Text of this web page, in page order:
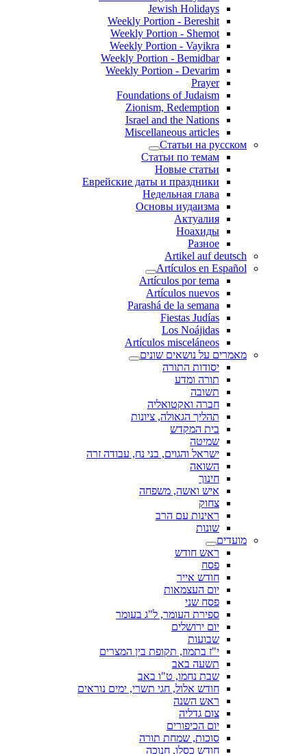
Jewish Holidays
Weekly Portion - Bereshit
Weekly Portion - Shemot
Weekly Portion - Vayikra
Weekly Portion - Bemidbar
Weekly Portion - Devarim
Prayer
Foundations of Judaism
Zionism, Redemption
Israel and the Nations
Miscellaneous articles
Статьи на русском
Статьи по темам
Новые статьи
Еврейские даты и праздники
Недельная глава
Основы иудаизма
Актуалия
Ноахиды
Разное
Artikel auf deutsch
Artículos en Español
Artículos por tema
Artículos nuevos
Parashá de la semana
Fiestas Judías
Los Noájidas
Artículos misceláneos
מאמרים על נושאים שונים
יסודות התורה
תורה ומדע
תשובה
חברה ואקטואליה
תהליך הגאולה, ציונות
בית המקדש
שמיטה
ישראל והגוים, בני נח, עבודה זרה
השואה
חינוך
איש ואשה, משפחה
צחוק
ראינות עם הרב
שונות
מועדים
ראש חודש
פסח
חודש אייר
יום העצמאות
פסח שני
ספירת העומר, ל"ג בעומר
יום ירושלים
שבועות
י"ז בתמוז, תקופת בין המצרים
תשעה באב
שבת נחמו, ט"ו באב
חודש אלול, חגי תשרי, ימים נוראים
ראש השנה
צום גדליה
יום הכיפורים
סוכות, שמחת תורה
חודש כסלו, חנוכה